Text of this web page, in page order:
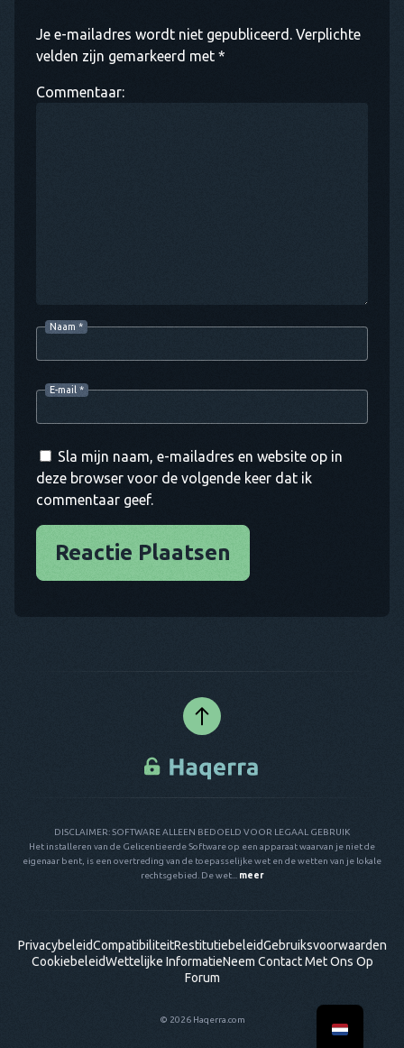
Je e-mailadres wordt niet gepubliceerd. Verplichte
velden zijn gemarkeerd met *
Commentaar:
Naam *
E-mail *
Sla mijn naam, e-mailadres en website op in
deze browser voor de volgende keer dat ik
commentaar geef.
Reactie Plaatsen
DISCLAIMER: SOFTWARE ALLEEN BEDOELD VOOR LEGAAL GEBRUIK
Het installeren van de Gelicentieerde Software op een apparaat waarvan je niet de
eigenaar bent, is een overtreding van de toepasselijke wet en de wetten van je lokale
rechtsgebied. De wet...
meer
© 2026 Haqerra.com
PrivacybeleidCompatibiliteitRestitutiebeleidGebruiksvoorwaarden
CookiebeleidWettelijke InformatieNeem Contact Met Ons Op
Forum